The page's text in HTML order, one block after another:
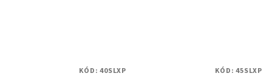
KÓD:40SLXP KÓD:45SLXP